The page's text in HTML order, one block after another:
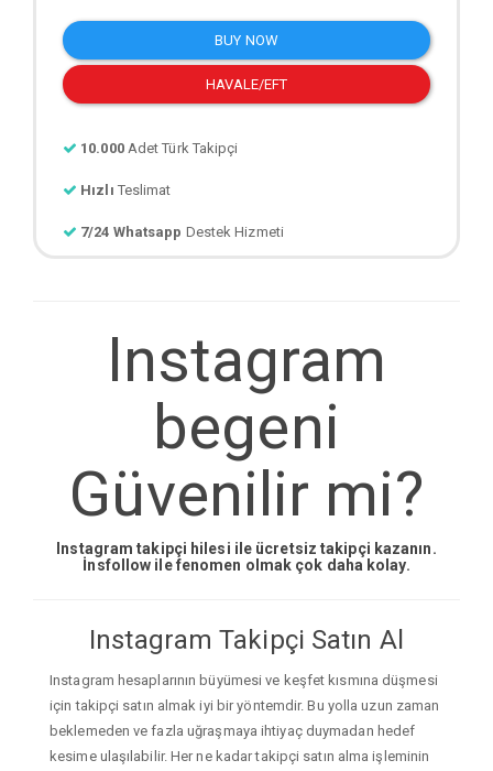
BUY NOW
HAVALE/EFT
10.000 Adet Türk Takipçi
Hızlı Teslimat
7/24 Whatsapp Destek Hizmeti
Instagram
begeni
Güvenilir mi?
Instagram takipçi hilesi ile ücretsiz takipçi kazanın.
İnsfollow ile fenomen olmak çok daha kolay.
Instagram Takipçi Satın Al
Instagram hesaplarının büyümesi ve keşfet kısmına düşmesi
için takipçi satın almak iyi bir yöntemdir. Bu yolla uzun zaman
beklemeden ve fazla uğraşmaya ihtiyaç duymadan hedef
kesime ulaşılabilir. Her ne kadar takipçi satın alma işleminin